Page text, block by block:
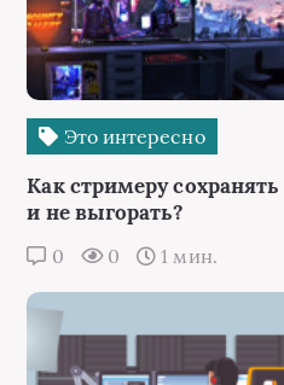
Это интересно
Как стримеру
и не выгорать?
0 0 1 мин.